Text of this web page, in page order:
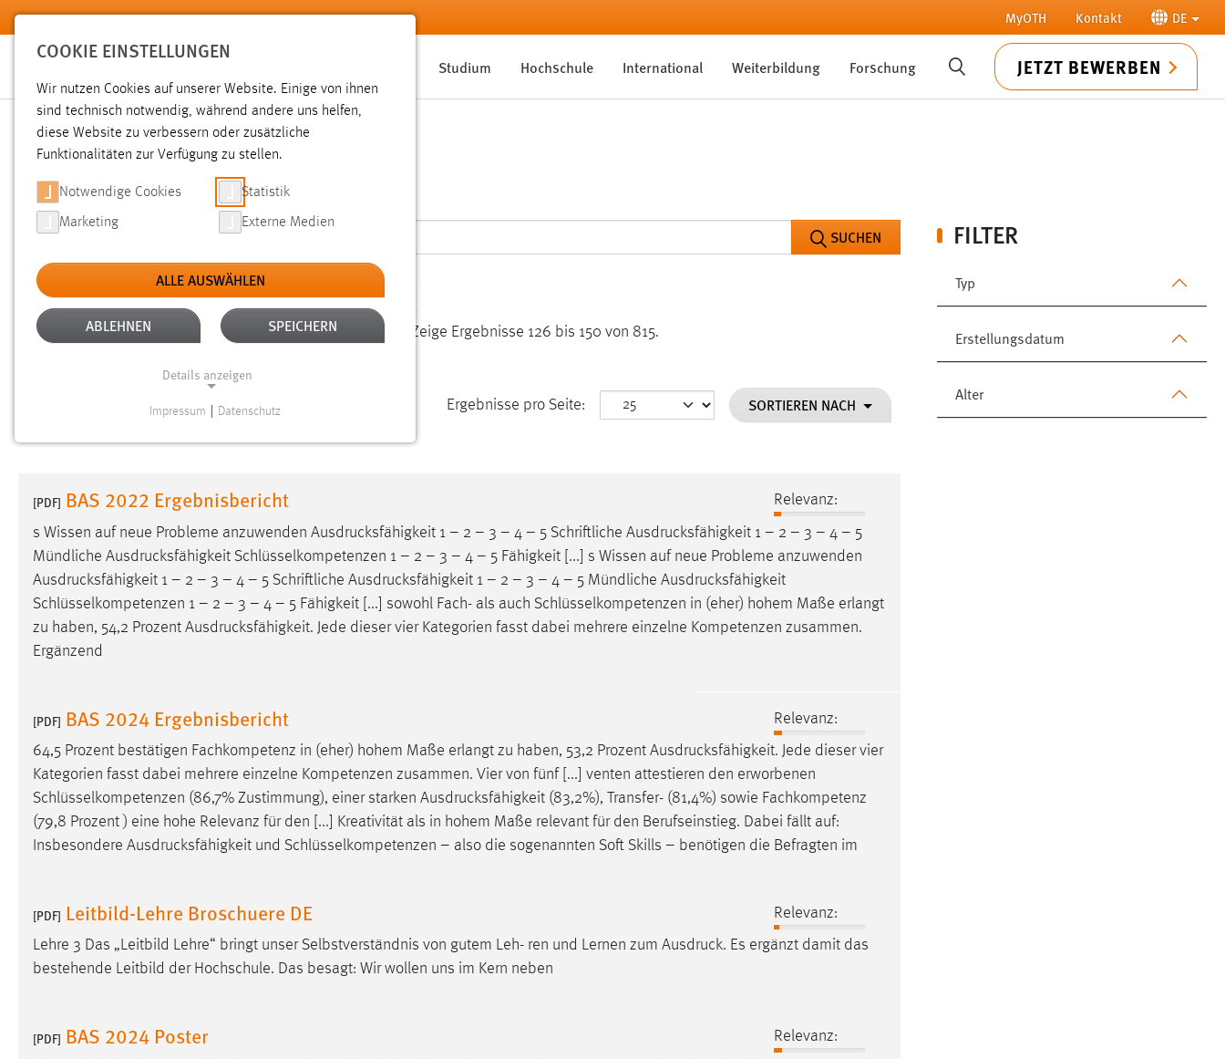
Zum Hauptinhalt springen MyOTH Kontakt DE
Studium Hochschule International Weiterbildung Forschung SUCHE JETZT BEWERBEN
SUCHE
FILTER
Typ
Erstellungsdatum
Alter
SUCHEN
Aktive Filter: TYP: DATEIEN ALLE FILTER ENTFERNEN
Gesucht nach "druck". Es wurden 815 Ergebnisse gefunden. Zeige Ergebnisse 126 bis 150 von 815.
Ergebnisse pro Seite: SORTIEREN NACH
[PDF] BAS 2022 Ergebnisbericht
Relevanz:
s Wissen auf neue Probleme anzuwenden Ausdrucksfähigkeit 1 – 2 – 3 – 4 – 5 Schriftliche Ausdrucksfähigkeit 1 – 2 – 3 – 4 – 5
Mündliche Ausdrucksfähigkeit Schlüsselkompetenzen 1 – 2 – 3 – 4 – 5 Fähigkeit [...] s Wissen auf neue Probleme anzuwenden
Ausdrucksfähigkeit 1 – 2 – 3 – 4 – 5 Schriftliche Ausdrucksfähigkeit 1 – 2 – 3 – 4 – 5 Mündliche Ausdrucksfähigkeit
Schlüsselkompetenzen 1 – 2 – 3 – 4 – 5 Fähigkeit [...] sowohl Fach- als auch Schlüsselkompetenzen in (eher) hohem Maße erlangt
zu haben, 54,2 Prozent Ausdrucksfähigkeit. Jede dieser vier Kategorien fasst dabei mehrere einzelne Kompetenzen zusammen.
Ergänzend
[PDF] BAS 2024 Ergebnisbericht
Relevanz:
64,5 Prozent bestätigen Fachkompetenz in (eher) hohem Maße erlangt zu haben, 53,2 Prozent Ausdrucksfähigkeit. Jede dieser vier
Kategorien fasst dabei mehrere einzelne Kompetenzen zusammen. Vier von fünf [...] venten attestieren den erworbenen
Schlüsselkompetenzen (86,7% Zustimmung), einer starken Ausdrucksfähigkeit (83,2%), Transfer- (81,4%) sowie Fachkompetenz
(79,8 Prozent ) eine hohe Relevanz für den [...] Kreativität als in hohem Maße relevant für den Berufseinstieg. Dabei fällt auf:
Insbesondere Ausdrucksfähigkeit und Schlüsselkompetenzen – also die sogenannten Soft Skills – benötigen die Befragten im
[PDF] Leitbild-Lehre Broschuere DE
Relevanz:
Lehre 3 Das „Leitbild Lehre“ bringt unser Selbstverständnis von gutem Leh- ren und Lernen zum Ausdruck. Es ergänzt damit das
bestehende Leitbild der Hochschule. Das besagt: Wir wollen uns im Kern neben
[PDF] BAS 2024 Poster
Relevanz:
COOKIE EINSTELLUNGEN
Wir nutzen Cookies auf unserer Website. Einige von ihnen
sind technisch notwendig, während andere uns helfen,
diese Website zu verbessern oder zusätzliche
Funktionalitäten zur Verfügung zu stellen.
Notwendige Cookies Statistik
Marketing Externe Medien
ALLE AUSWÄHLEN
ABLEHNEN SPEICHERN
Details anzeigen
Website erforderlich.
Einverständnis
Name: cookie_consent
Dieser Cookie speichert die
ausgewählten Einverständnis-Optionen
Performance
Name: staticfilecache
Zweck:
Für performante Seitenauslieferung wird
in diesem Cookie gespeichert, ob man
eingeloggt ist.
Sprachpräferenz
Name: site-language-preference
Zweck:
Das Cookie speichert die gewählte
Cookie Laufzeit: 30 Tage
Impressum Datenschutz